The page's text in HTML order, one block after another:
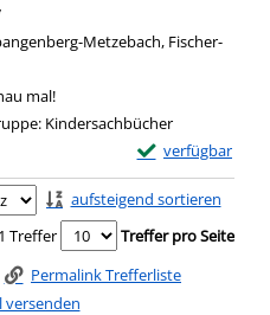
Metzebach, Fischer-
mal!
Kindersachbücher
verfügbar
Exemplar-Details
Zum Download
aufsteigend sortieren
1 Treffer
Treffer pro Seite
Permalink Trefferliste
versenden